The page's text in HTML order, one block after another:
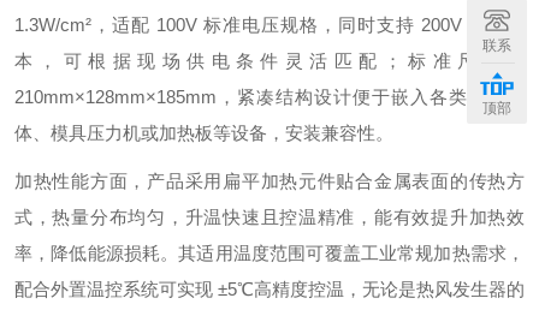
1.3W/cm²，适配 100V 标准电压规格，同时支持 200V 定制版
本，可根据现场供电条件灵活匹配；标准尺寸为
210mm×128mm×185mm，紧凑结构设计便于嵌入各类工业腔
体、模具压力机或加热板等设备，安装兼容性。
加热性能方面，产品采用扁平加热元件贴合金属表面的传热方
式，热量分布均匀，升温快速且控温精准，能有效提升加热效
率，降低能源损耗。其适用温度范围可覆盖工业常规加热需求，
配合外置温控系统可实现 ±5℃高精度控温，无论是热风发生器的
联系
顶部